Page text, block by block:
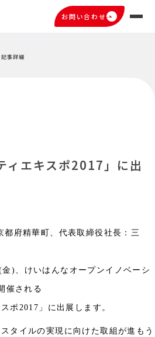
お問い合わせ
記事詳細
ィエキスポ2017」に出
都府精華町、代表取締役社長：三
金 ) 、けいはんなオープンイノベーシ
催される
ポ 2017 」に出展します。
タイルの実現に向けた取組が進もう